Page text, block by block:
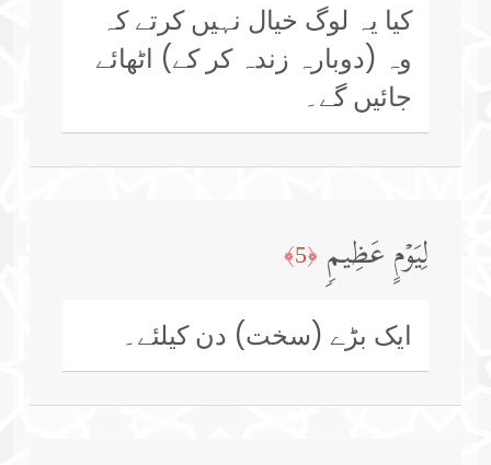
کیا یہ لوگ خیال نہیں کرتے کہ
وہ (دوبارہ زندہ کر کے) اٹھائے
جائیں گے۔
لِیَوۡمٍ عَظِیمࣲ ﴿5﴾
ایک بڑے (سخت) دن کیلئے۔